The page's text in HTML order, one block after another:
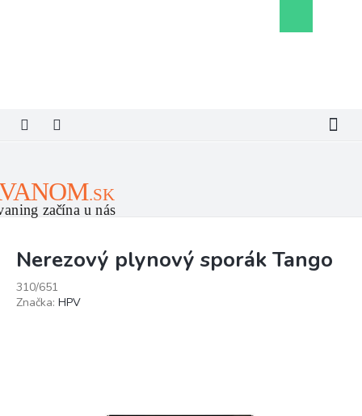
košík
Nerezový plynový sporák Tango
310/651
Značka: HPV